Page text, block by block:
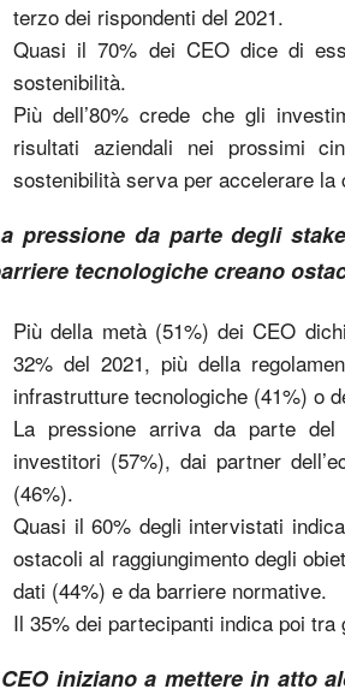
terzo dei rispondenti del 2021.
Quasi il 70% dei CEO dice di
sostenibilità.
Più dell’80% crede che gli
risultati aziendali nei prossimi
sostenibilità serva per accelerare la
pressione da parte degli
tecnologiche creano
Più della metà (51%) dei CEO
32% del 2021, più della
infrastrutture tecnologiche (41%) o
La pressione arriva da parte del
investitori (57%), dai partner
(46%).
Quasi il 60% degli intervistati
ostacoli al raggiungimento degli
dati (44%) e da barriere normative.
Il 35% dei partecipanti indica poi
iniziano a mettere in atto